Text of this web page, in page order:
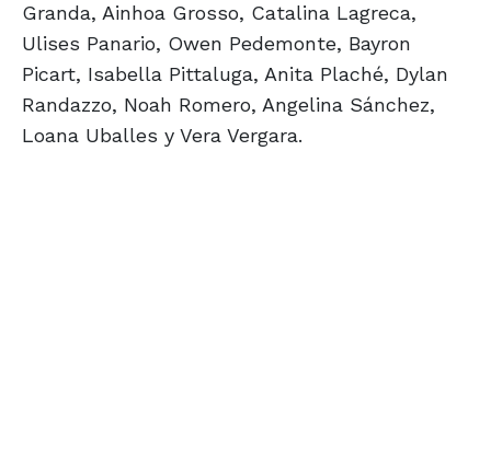
Granda, Ainhoa Grosso, Catalina Lagreca,
Ulises Panario, Owen Pedemonte, Bayron
Picart, Isabella Pittaluga, Anita Plaché, Dylan
Randazzo, Noah Romero, Angelina Sánchez,
Loana Uballes y Vera Vergara.